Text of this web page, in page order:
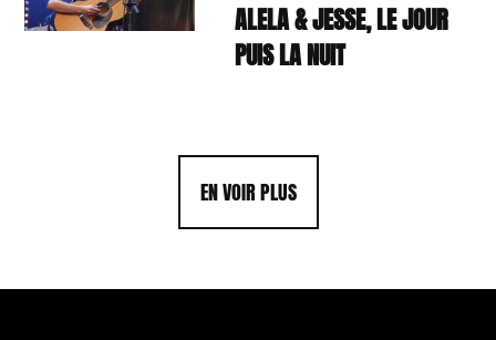
ALELA & JESSE, LE JOUR
PUIS LA NUIT
EN VOIR PLUS